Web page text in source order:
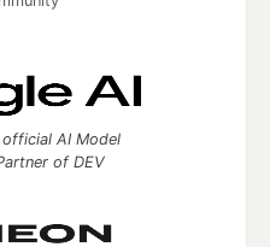
AI Model
of DEV